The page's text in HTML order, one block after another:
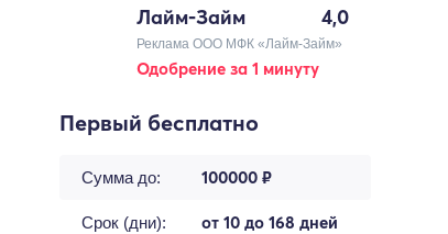
Лайм-Займ 4,0
Реклама ООО МФК «Лайм-Займ»
Одобрение за 1 минуту
Первый бесплатно
Сумма до: 100000 ₽
Срок (дни): от 10 до 168 дней